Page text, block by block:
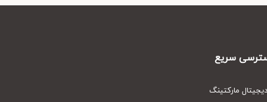
سریع
مارکتینگ